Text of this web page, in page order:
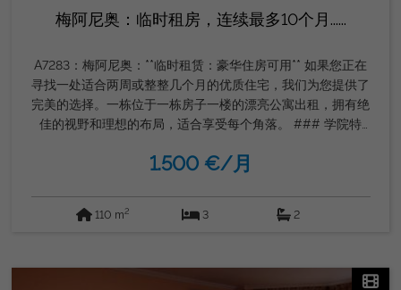
梅阿尼奥：临时租房，连续最多10个月......
A7283：梅阿尼奥：**临时租赁：豪华住房可用** 如果您正在
寻找一处适合两周或整整几个月的优质住宅，我们为您提供了
完美的选择。一栋位于一栋房子一楼的漂亮公寓出租，拥有绝
佳的视野和理想的布局，适合享受每个角落。 ### 学院特
宽敞明亮。 - **两个浴室**：设备齐全且设备齐全。 - **独立厨
受自然。 - **露台向后开放**：非常适合户外活动。 该房产为
同**且资历超过12个月。 - **押金**：一个月的付款。 - **不付
1.500 €/月
110 m2 3 2